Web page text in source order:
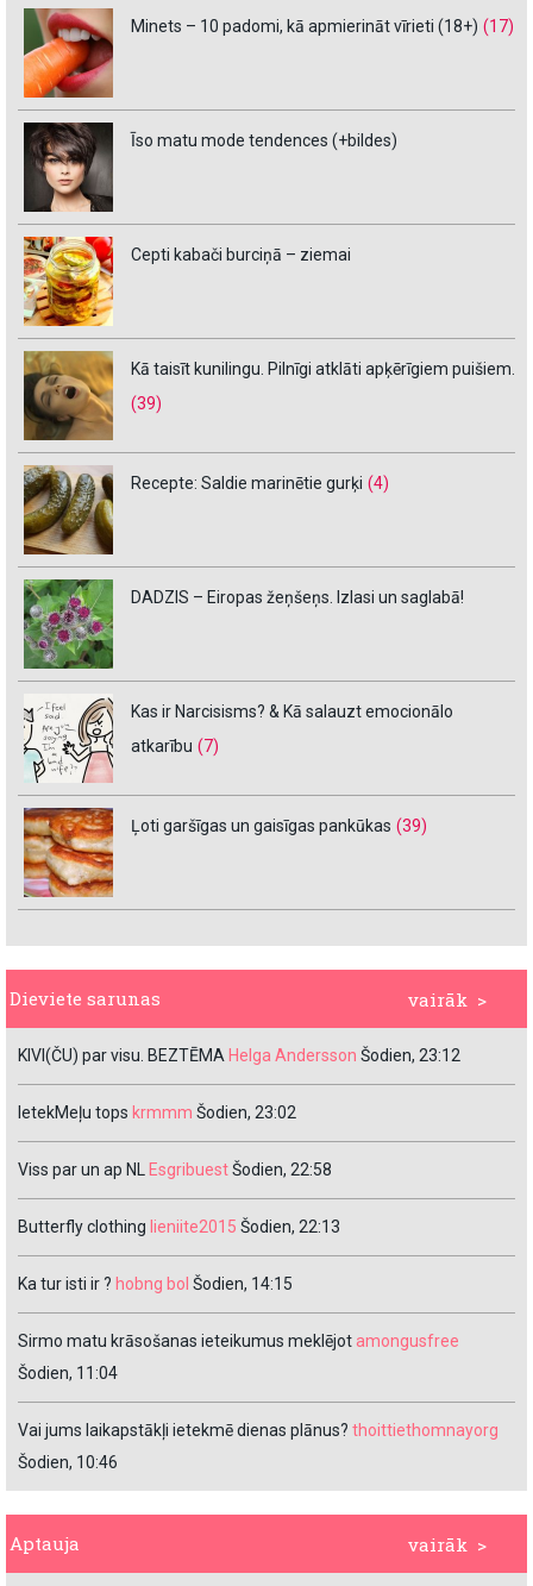
Minets – 10 padomi, kā apmierināt vīrieti (18+) (17)
Īso matu mode tendences (+bildes)
Cepti kabači burciņā – ziemai
Kā taisīt kunilingu. Pilnīgi atklāti apķērīgiem puišiem.
(39)
Recepte: Saldie marinētie gurķi (4)
DADZIS – Eiropas žeņšeņs. Izlasi un saglabā!
Kas ir Narcisisms? & Kā salauzt emocionālo
atkarību (7)
Ļoti garšīgas un gaisīgas pankūkas (39)
vairāk >
Dieviete sarunas
KIVI(ČU) par visu. BEZTĒMA Helga Andersson Šodien, 23:12
IetekMeļu tops krmmm Šodien, 23:02
Viss par un ap NL EsgribuestŠodien, 22:58
Butterfly clothing lieniite2015 Šodien, 22:13
Ka tur isti ir ? hobng bol Šodien, 14:15
Sirmo matu krāsošanas ieteikumus meklējot amongusfree
Šodien, 11:04
Vai jums laikapstākļi ietekmē dienas plānus? thoittiethomnayorg
Šodien, 10:46
vairāk >
Aptauja